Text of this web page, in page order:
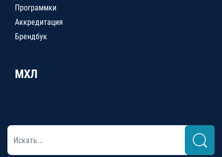
Программки
Аккредитация
Брендбук
МХЛ